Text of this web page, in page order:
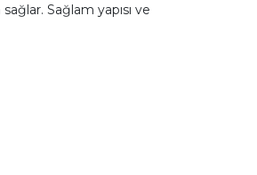
Sağlam yapısı ve